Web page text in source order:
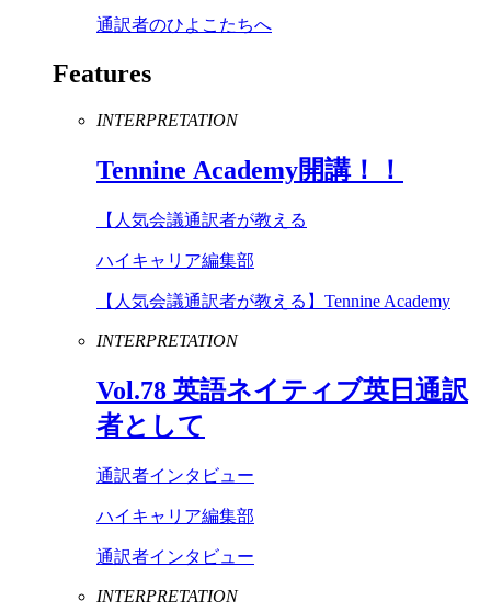
通訳者のひよこたちへ
Features
INTERPRETATION
Tennine Academy開講！！
【人気会議通訳者が教える
ハイキャリア編集部
【人気会議通訳者が教える】Tennine Academy
INTERPRETATION
Vol.78 英語ネイティブ英日通訳
者として
通訳者インタビュー
ハイキャリア編集部
通訳者インタビュー
INTERPRETATION